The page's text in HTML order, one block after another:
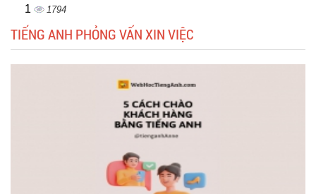
1
1794
TIẾNG ANH PHỎNG VẤN XIN VIỆC